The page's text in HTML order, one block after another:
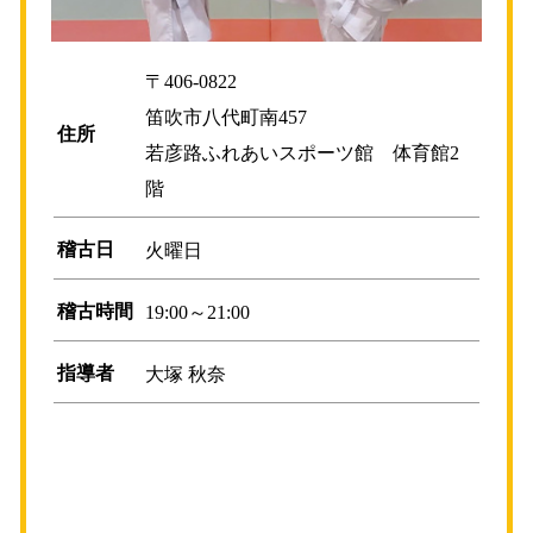
住所
〒406-0822
笛吹市八代町南457
若彦路ふれあいスポーツ館 体育館2
階
稽古日 火曜日
稽古時間 19:00～21:00
指導者 大塚 秋奈